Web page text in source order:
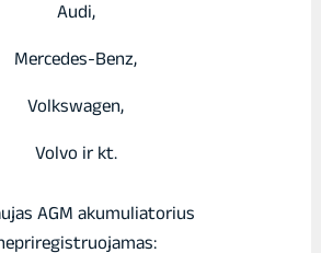
Audi,
Mercedes-Benz,
Volkswagen,
Volvo ir kt.
AGM akumuliatorius